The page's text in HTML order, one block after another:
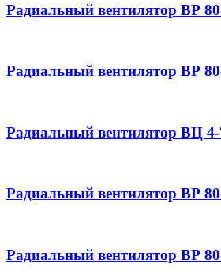
Радиальный вентилятор ВР
Радиальный вентилятор ВР
Радиальный вентилятор ВЦ
Радиальный вентилятор ВР
Радиальный вентилятор ВР